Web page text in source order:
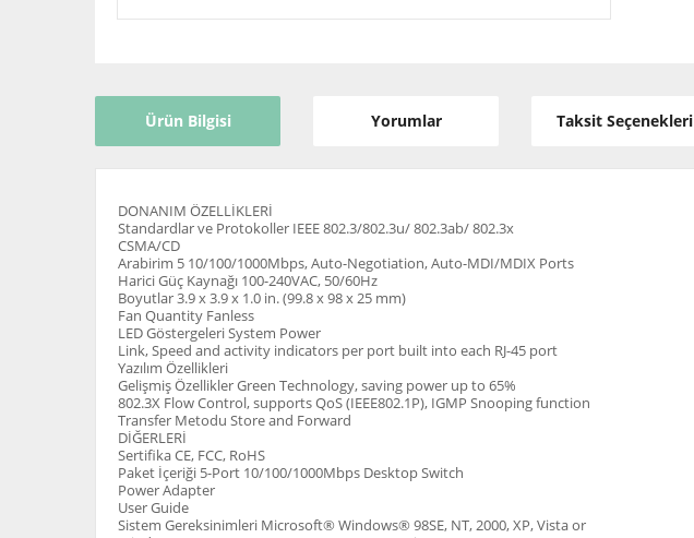
Ürün Bilgisi Yorumlar Taksit Seçenekleri
DONANIM ÖZELLİKLERİ
Standardlar ve Protokoller IEEE 802.3/802.3u/ 802.3ab/ 802.3x
CSMA/CD
Arabirim 5 10/100/1000Mbps, Auto-Negotiation, Auto-MDI/MDIX Ports
Harici Güç Kaynağı 100-240VAC, 50/60Hz
Boyutlar 3.9 x 3.9 x 1.0 in. (99.8 x 98 x 25 mm)
Fan Quantity Fanless
LED Göstergeleri System Power
Link, Speed and activity indicators per port built into each RJ-45 port
Yazılım Özellikleri
Gelişmiş Özellikler Green Technology, saving power up to 65%
802.3X Flow Control, supports QoS (IEEE802.1P), IGMP Snooping function
Transfer Metodu Store and Forward
DİĞERLERİ
Sertifika CE, FCC, RoHS
Paket İçeriği 5-Port 10/100/1000Mbps Desktop Switch
Power Adapter
User Guide
Sistem Gereksinimleri Microsoft® Windows® 98SE, NT, 2000, XP, Vista or